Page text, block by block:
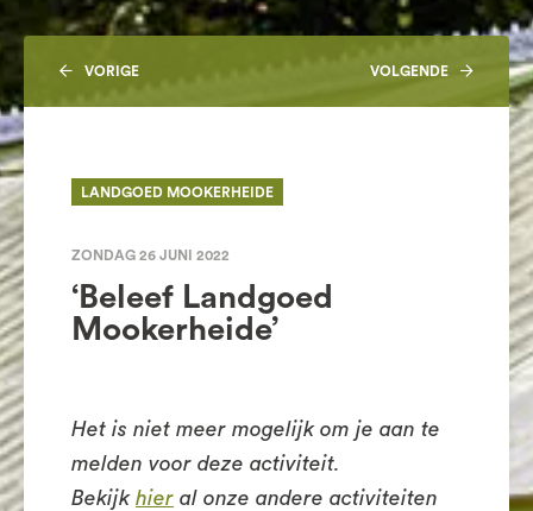
VORIGE VOLGENDE
LANDGOED MOOKERHEIDE
ZONDAG 26 JUNI 2022
‘Beleef Landgoed
Mookerheide’
Het is niet meer mogelijk om je aan te
melden voor deze activiteit.
Bekijk hier al onze andere activiteiten